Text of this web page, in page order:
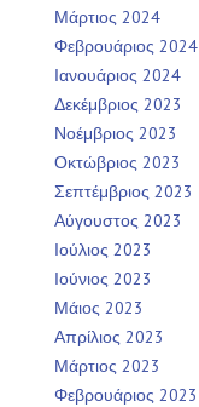
Μάρτιος 2024
Φεβρουάριος 2024
Ιανουάριος 2024
Δεκέμβριος 2023
Νοέμβριος 2023
Οκτώβριος 2023
Σεπτέμβριος 2023
Αύγουστος 2023
Ιούλιος 2023
Ιούνιος 2023
Μάιος 2023
Απρίλιος 2023
Μάρτιος 2023
Φεβρουάριος 2023